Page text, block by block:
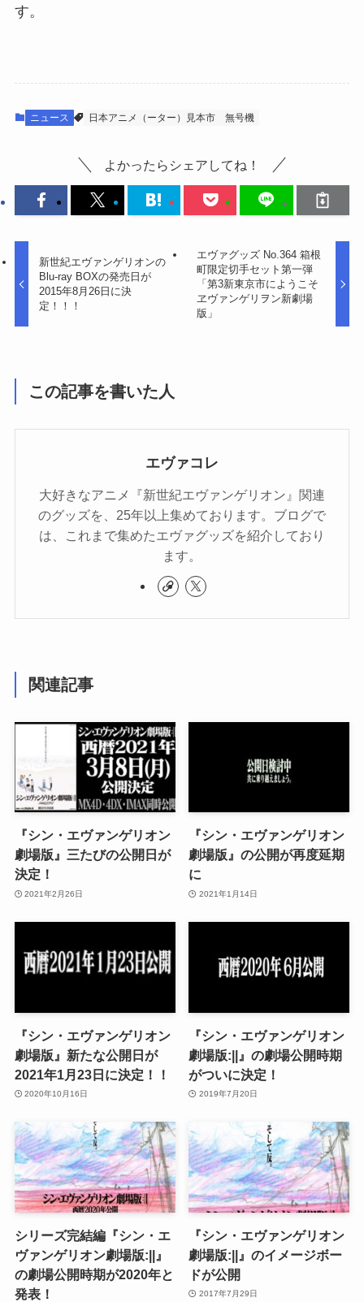
す。
ニュース 日本アニメ（ーター）見本市 無号機
よかったらシェアしてね！
新世紀エヴァンゲリオンの
Blu-ray BOXの発売日が
2015年8月26日に決
定！！！
エヴァグッズ No.364 箱根
町限定切手セット第一弾
「第3新東京市にようこそ
ヱヴァンゲリヲン新劇場
版」
この記事を書いた人
エヴァコレ
大好きなアニメ『新世紀エヴァンゲリオン』関連
のグッズを、25年以上集めております。ブログで
は、これまで集めたエヴァグッズを紹介しており
ます。
関連記事
『シン・エヴァンゲリオン
劇場版』三たびの公開日が
決定！
2021年2月26日
『シン・エヴァンゲリオン
劇場版』の公開が再度延期
に
2021年1月14日
『シン・エヴァンゲリオン
劇場版』新たな公開日が
2021年1月23日に決定！！
2020年10月16日
『シン・エヴァンゲリオン
劇場版:||』の劇場公開時期
がついに決定！
2019年7月20日
シリーズ完結編『シン・エ
ヴァンゲリオン劇場版:||』
の劇場公開時期が2020年と
発表！
『シン・エヴァンゲリオン
劇場版:||』のイメージボー
ドが公開
2017年7月29日